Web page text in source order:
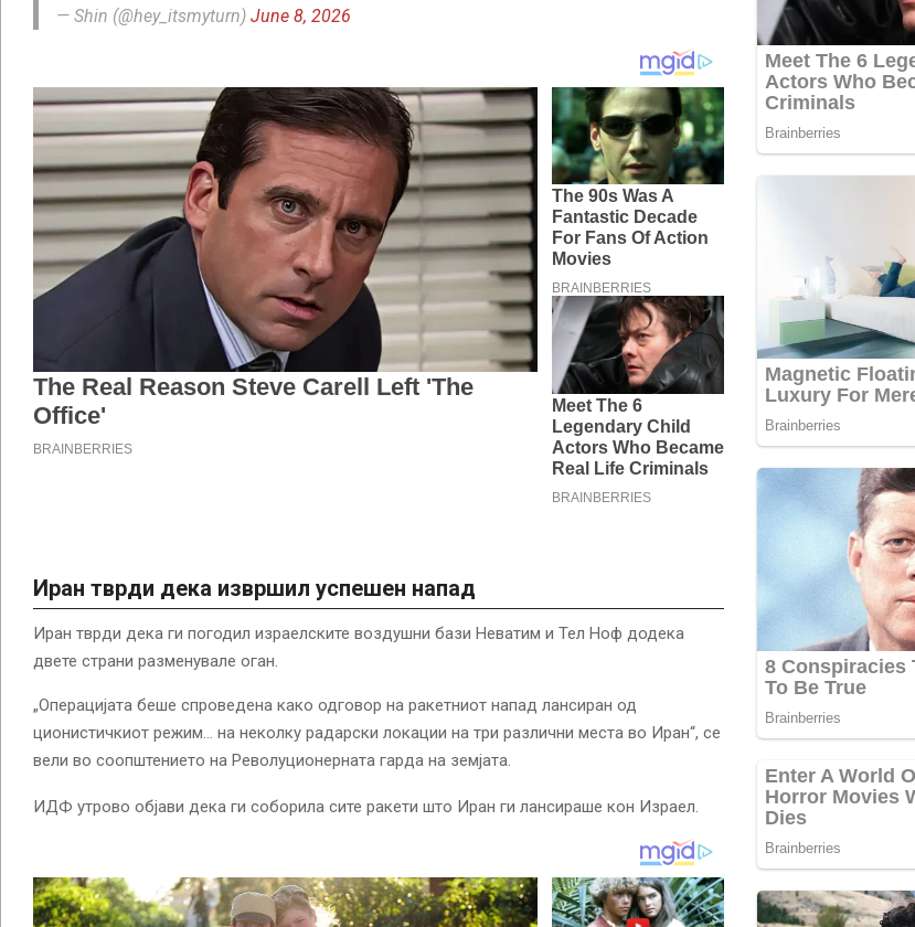
— Shin (@hey_itsmyturn) June 8, 2026
Иран тврди дека извршил успешен напад
Иран тврди дека ги погодил израелските воздушни бази Неватим и Тел Ноф додека
двете страни разменувале оган.
„Операцијата беше спроведена како одговор на ракетниот напад лансиран од
ционистичкиот режим… на неколку радарски локации на три различни места во Иран“, се
вели во соопштението на Револуционерната гарда на земјата.
ИДФ утрово објави дека ги соборила сите ракети што Иран ги лансираше кон Израел.